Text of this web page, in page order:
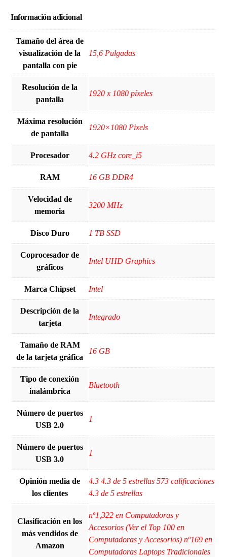
Información adicional
Tamaño del área de
visualización de la
pantalla con pie
‎15,6 Pulgadas
Resolución de la
pantalla
‎1920 x 1080 píxeles
Máxima resolución
de pantalla
‎1920×1080 Pixels
Procesador ‎4.2 GHz core_i5
RAM ‎16 GB DDR4
Velocidad de
memoria
‎3200 MHz
Disco Duro ‎1 TB SSD
Coprocesador de
gráficos
‎Intel UHD Graphics
Marca Chipset ‎Intel
Descripción de la
tarjeta
‎Integrado
Tamaño de RAM
de la tarjeta gráfica
‎16 GB
Tipo de conexión
inalámbrica
Bluetooth
Número de puertos
USB 2.0
‎1
Número de puertos
USB 3.0
‎1
Opinión media de
los clientes
4.3 4.3 de 5 estrellas 573 calificaciones
4.3 de 5 estrellas
Clasificación en los
más vendidos de
Amazon
nº1,322 en Computadoras y
Accesorios (Ver el Top 100 en
Computadoras y Accesorios) nº169 en
Computadoras Laptops Tradicionales